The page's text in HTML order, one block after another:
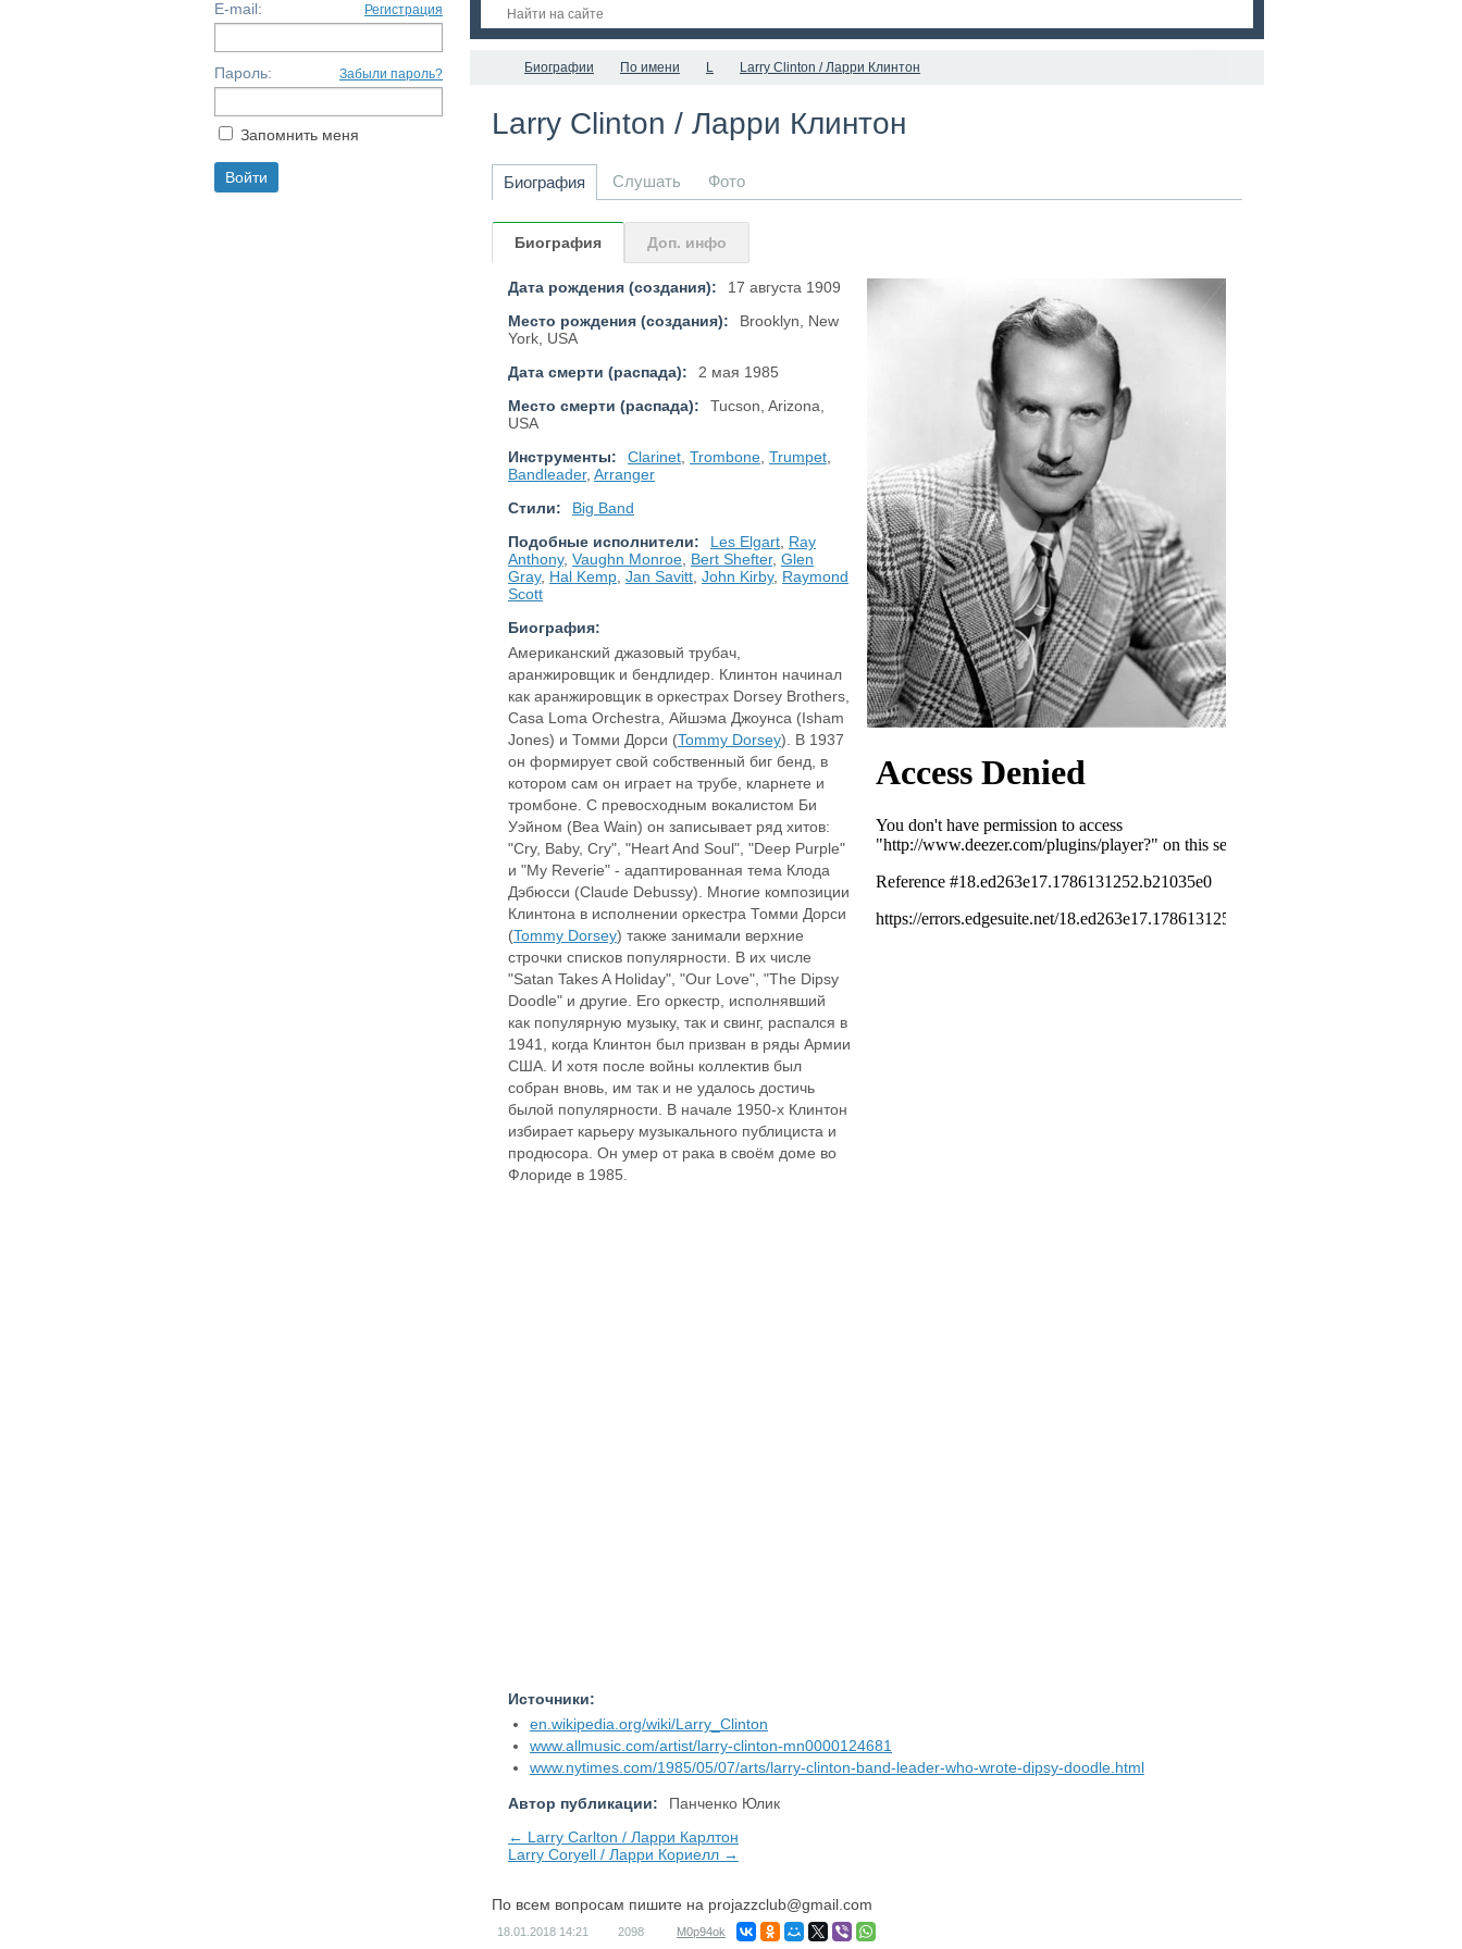
Биографии По имени L Larry Clinton / Ларри Клинтон
Larry Clinton / Ларри Клинтон
Биография Слушать Фото
Биография Доп. инфо
Дата рождения (создания):
17 августа 1909
Место рождения (создания):
Brooklyn, New
York, USA
Дата смерти (распада):
2 мая 1985
Место смерти (распада):
Tucson, Arizona,
USA
Инструменты:
Clarinet Trombone Trumpet
Bandleader, Arranger
Стили:
Big Band
Подобные исполнители:
Les Elgart Ray
Anthony, Vaughn Monroe Bert Shefter, Glen
Gray, Hal Kemp Jan Savitt John Kirby, Raymond
Scott
Биография:
Американский джазовый трубач,
аранжировщик и бендлидер. Клинтон начинал
как аранжировщик в оркестрах Dorsey Brothers,
Casa Loma Orchestra, Айшэма Джоунса (Isham
Jones) и Томми Дорси (Tommy Dorsey). В 1937
он формирует свой собственный биг бенд, в
котором сам он играет на трубе, кларнете и
тромбоне. С превосходным вокалистом Би
Уэйном (Bea Wain) он записывает ряд хитов:
"Cry, Baby, Cry", "Heart And Soul", "Deep Purple"
и "My Reverie" - адаптированная тема Клода
Дэбюсси (Claude Debussy). Многие композиции
Клинтона в исполнении оркестра Томми Дорси
(Tommy Dorsey) также занимали верхние
строчки списков популярности. В их числе
"Satan Takes A Holiday", "Our Love", "The Dipsy
Doodle" и другие. Его оркестр, исполнявший
как популярную музыку, так и свинг, распался в
1941, когда Клинтон был призван в ряды Армии
США. И хотя после войны коллектив был
собран вновь, им так и не удалось достичь
былой популярности. В начале 1950-х Клинтон
избирает карьеру музыкального публициста и
продюсора. Он умер от рака в своём доме во
Флориде в 1985.
Источники:
en.wikipedia.org/wiki/Larry_Clinton
www.allmusic.com/artist/larry-clinton-mn0000124681
www.nytimes.com/1985/05/07/arts/larry-clinton-band-leader-who-wrote-dipsy-doodle.html
Автор публикации:
Панченко Юлик
← Larry Carlton / Ларри Карлтон
Larry Coryell / Ларри Кориелл →
По всем вопросам пишите на projazzclub@gmail.com
18.01.2018 14:21 2098 M0p94ok
E-mail: Регистрация
Пароль: Забыли пароль?
Запомнить меня